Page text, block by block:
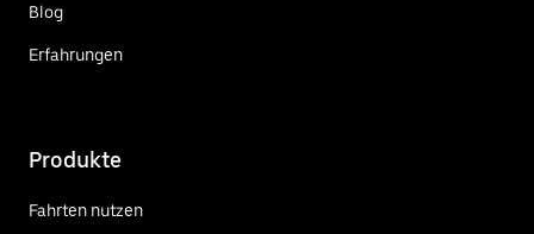
Blog
Erfahrungen
Produkte
Fahrten nutzen